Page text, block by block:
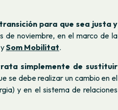
para que sea justa y
de noviembre, en el marco de la
ySom Mobilitat.
simplemente de sustituir
se debe realizar un cambio en el
y en el sistema de relaciones